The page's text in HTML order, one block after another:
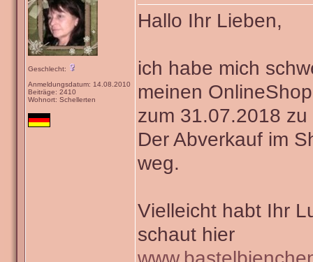
Geschlecht:
Anmeldungsdatum: 14.08.2010
Beiträge: 2410
Wohnort: Schellerten
Hallo Ihr Lieben,
ich habe mich
meinen OnlineShop
zum 31.07.2018
Der Abverkauf im
weg.
Vielleicht habt Ihr
schaut hier